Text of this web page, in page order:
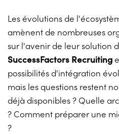
Les évolutions de
amènent de nombreuses
sur l'avenir de leur solution
SuccessFactors Recruiting
possibilités d'intégration
mais les questions restent
déjà disponibles ? Quelle
? Comment préparer une
?